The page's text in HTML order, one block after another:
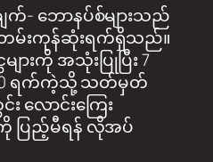
- ဘောနပ်စ်များသည်
မ်းကုန်ဆုံးရက်ရှိသည်။
ားကို အသုံးပြုပြီး 7
ရက်ကဲ့သို့ သတ်မှတ်
လောင်းကြေး
ပြည့်မီရန် လိုအပ်